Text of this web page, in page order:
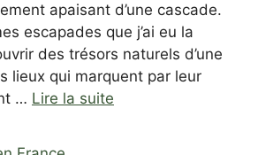
apaisant d’une cascade.
escapades que j’ai eu la
des trésors naturels d’une
lieux qui marquent par leur
… Lire la suite